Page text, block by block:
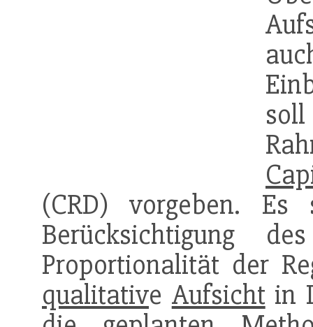
(CRD) vorgeben.
Berücksichtigung
Proportionalität der
qualitative Aufsicht in